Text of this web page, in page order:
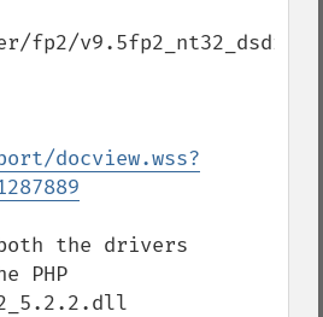
fp2/
docview.wss?
the drivers
PHP